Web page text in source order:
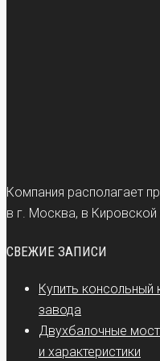
Компания располагает
в г. Москва, в Кировской
СВЕЖИЕ ЗАПИСИ
Купить консольный
завода
Двухбалочные
и характеристики